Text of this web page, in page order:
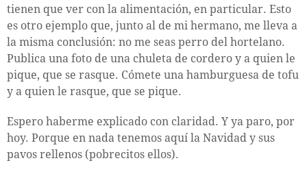
tienen que ver con la alimentación, en particular. Esto
es otro ejemplo que, junto al de mi hermano, me lleva a
la misma conclusión: no me seas perro del hortelano.
Publica una foto de una chuleta de cordero y a quien le
pique, que se rasque. Cómete una hamburguesa de tofu
y a quien le rasque, que se pique.
Espero haberme explicado con claridad. Y ya paro, por
hoy. Porque en nada tenemos aquí la Navidad y sus
pavos rellenos (pobrecitos ellos).